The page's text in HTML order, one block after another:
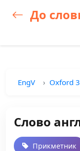
До
EngV Oxford
Слово
Прикметник